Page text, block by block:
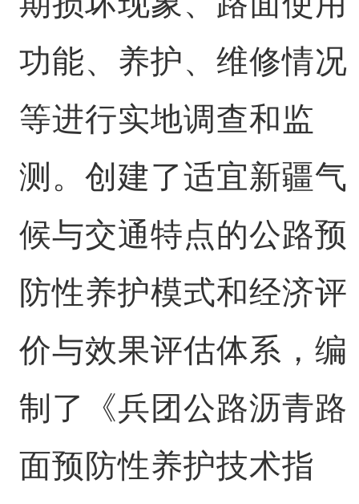
功能、养护、维修情况
等进行实地调查和监
测。创建了适宜新疆气
候与交通特点的公路预
防性养护模式和经济评
价与效果评估体系，编
制了《兵团公路沥青路
面预防性养护技术指